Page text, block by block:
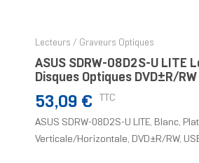
Lecteurs / Graveurs Optiques
ASUS SDRW-08D2S-U LITE
Disques Optiques DVD±R/
Prix
53,09 € TTC
ASUS SDRW-08D2S-U LITE, Blanc,
Verticale/Horizontale, DVD±R/RW,